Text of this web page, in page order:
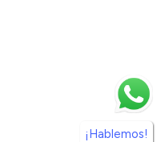
¡Hablemos!